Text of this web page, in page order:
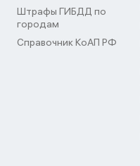
Штрафы ГИБДД по
городам
Справочник КоАП РФ